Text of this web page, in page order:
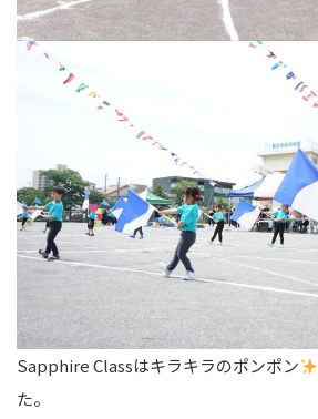
Sapphire Classはキラキラのポンポン
た。